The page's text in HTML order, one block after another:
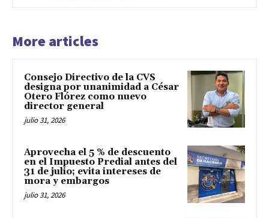
More articles
Consejo Directivo de la CVS
designa por unanimidad a César
Otero Flórez como nuevo
director general
julio 31, 2026
Aprovecha el 5 % de descuento
en el Impuesto Predial antes del
31 de julio; evita intereses de
mora y embargos
julio 31, 2026